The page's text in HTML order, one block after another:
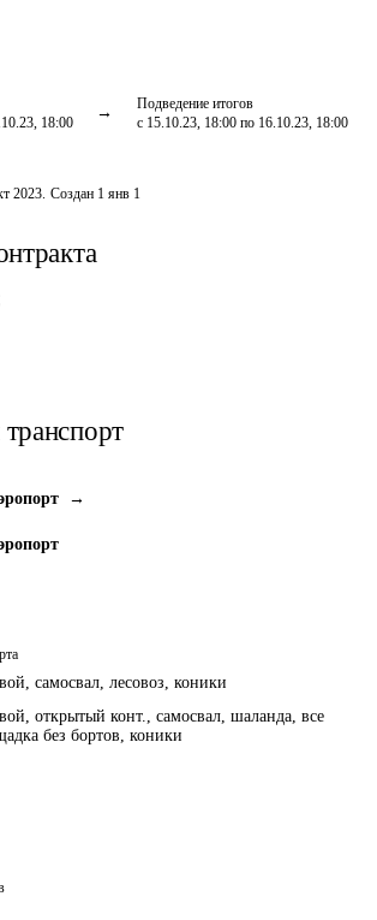
18:00
Подведение итогов
с 15.10.23, 18:00 по 16.10.23, 18:00
2023. Создан 1 янв 1
→
самосвал, лесовоз, коники
открытый конт., самосвал, шаланда, все
без бортов, коники